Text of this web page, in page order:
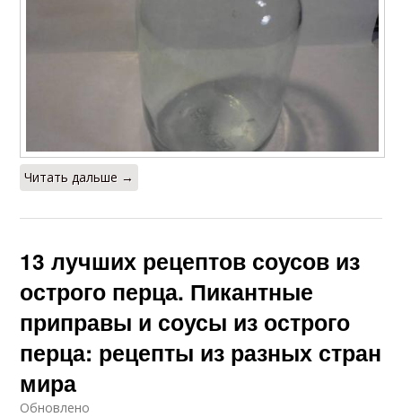
Читать дальше →
13 лучших рецептов соусов из
острого перца. Пикантные
приправы и соусы из острого
перца: рецепты из разных стран
мира
Обновлено